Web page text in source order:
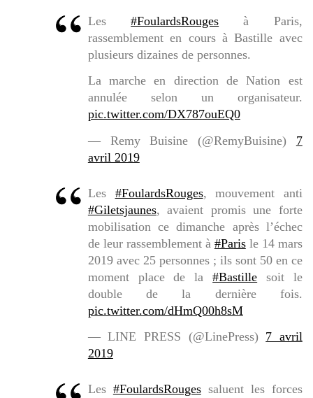
Les#FoulardsRouges à Paris,
rassemblement en cours à Bastille avec
plusieurs dizaines de personnes.
La marche en direction de Nation est
annulée selon un organisateur.
pic.twitter.com/DX787ouEQ0
— Remy Buisine (@RemyBuisine) 7
avril 2019
Les #FoulardsRouges, mouvement anti
#Giletsjaunes, avaient promis une forte
mobilisation ce dimanche après l’échec
de leur rassemblement à #Parisle 14 mars
2019 avec 25 personnes ; ils sont 50 en ce
moment place de la#Bastille soit le
double de la dernière fois.
pic.twitter.com/dHmQ00h8sM
— LINE PRESS (@LinePress) 7 avril
2019
Les #FoulardsRougessaluent les forces